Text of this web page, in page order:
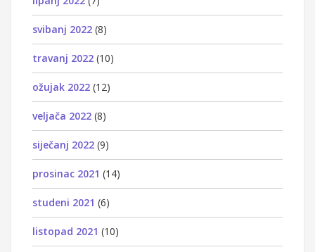
svibanj 2022 (8)
travanj 2022 (10)
ožujak 2022 (12)
veljača 2022 (8)
siječanj 2022 (9)
prosinac 2021 (14)
studeni 2021 (6)
listopad 2021 (10)